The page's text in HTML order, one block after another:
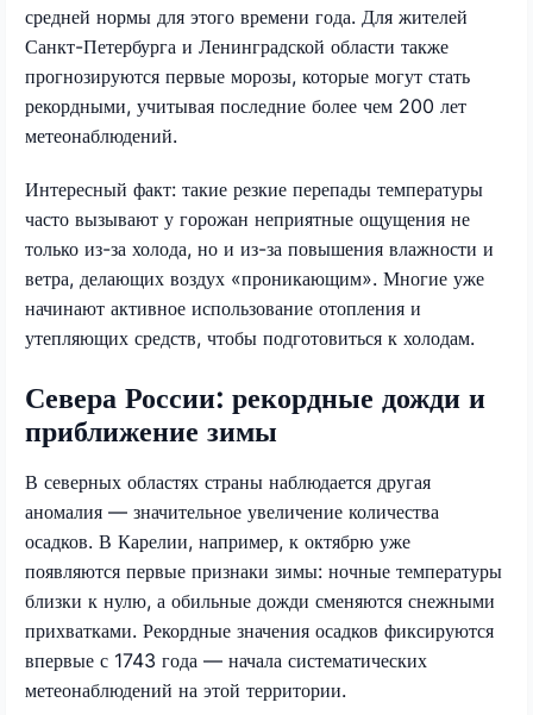
средней нормы для этого времени года. Для жителей
Санкт-Петербурга и Ленинградской области также
прогнозируются первые морозы, которые могут стать
рекордными, учитывая последние более чем 200 лет
метеонаблюдений.
Интересный факт: такие резкие перепады температуры
часто вызывают у горожан неприятные ощущения не
только из-за холода, но и из-за повышения влажности и
ветра, делающих воздух «проникающим». Многие уже
начинают активное использование отопления и
утепляющих средств, чтобы подготовиться к холодам.
Севера России: рекордные дожди и
приближение зимы
В северных областях страны наблюдается другая
аномалия — значительное увеличение количества
осадков. В Карелии, например, к октябрю уже
появляются первые признаки зимы: ночные температуры
близки к нулю, а обильные дожди сменяются снежными
прихватками. Рекордные значения осадков фиксируются
впервые с 1743 года — начала систематических
метеонаблюдений на этой территории.